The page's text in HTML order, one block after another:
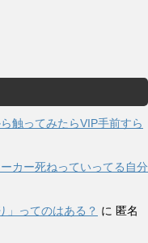
触ってみたらVIP手前すら
カー死ねっていってる自分
」ってのはある？ に 匿名